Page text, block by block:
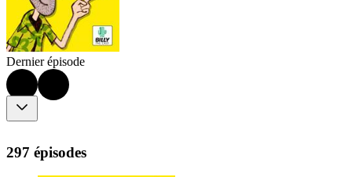
Dernier épisode
297 épisodes